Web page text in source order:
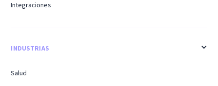
Integraciones
INDUSTRIAS
Salud